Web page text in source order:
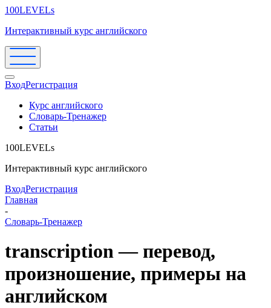
100LEVELs
Интерактивный курс английского
ВходРегистрация
Курс английского
Словарь-Тренажер
Статьи
100LEVELs
Интерактивный курс английского
ВходРегистрация
Главная
-
Словарь-Тренажер
transcription — перевод,
произношение, примеры на
английском